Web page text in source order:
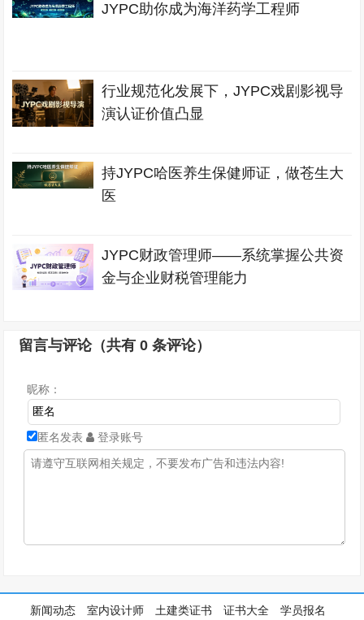
JYPC助你成为海洋药学工程师
行业规范化发展下，JYPC戏剧影视导
演认证价值凸显
持JYPC哈医养生保健师证，做苍生大
医
JYPC财政管理师——系统掌握公共资
金与企业财税管理能力
留言与评论（共有0 条评论）
昵称：
匿名发表 登录账号
新闻动态 室内设计师 土建类证书 证书大全 学员报名